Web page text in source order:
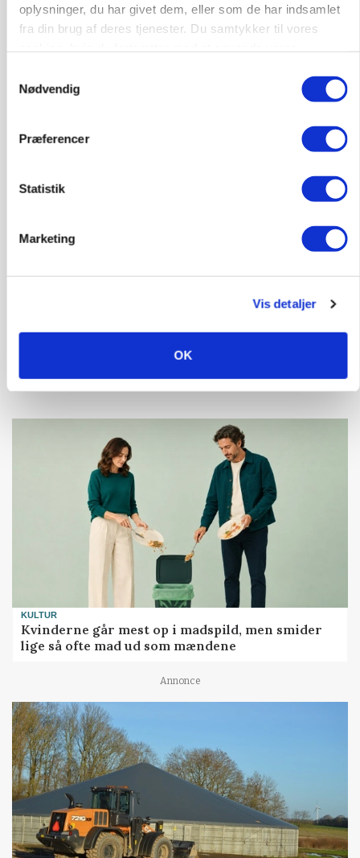
oplysninger, du har givet dem, eller som de har indsamlet
fra din brug af deres tjenester. Du samtykker til vores
Nødvendig
Præferencer
Statistik
Marketing
Vis detaljer
OK
Tysk industri trodser energipres og kinesisk
konkurrence
MARKED
Loading...
KULTUR
Kvinderne går mest op i madspild, men smider
lige så ofte mad ud som mændene
Annonce